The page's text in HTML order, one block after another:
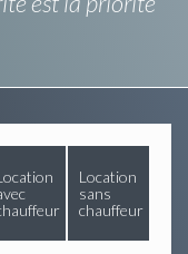
Location
sans
chauffeur